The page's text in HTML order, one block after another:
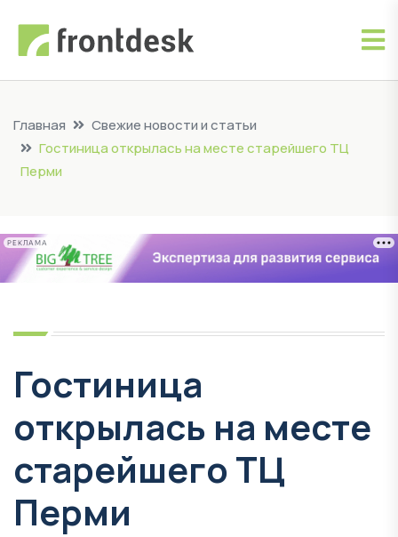
Главная
Свежие новости и статьи
Гостиница открылась на месте старейшего ТЦ
Перми
РЕКЛАМА
Гостиница
открылась на месте
старейшего ТЦ
Перми